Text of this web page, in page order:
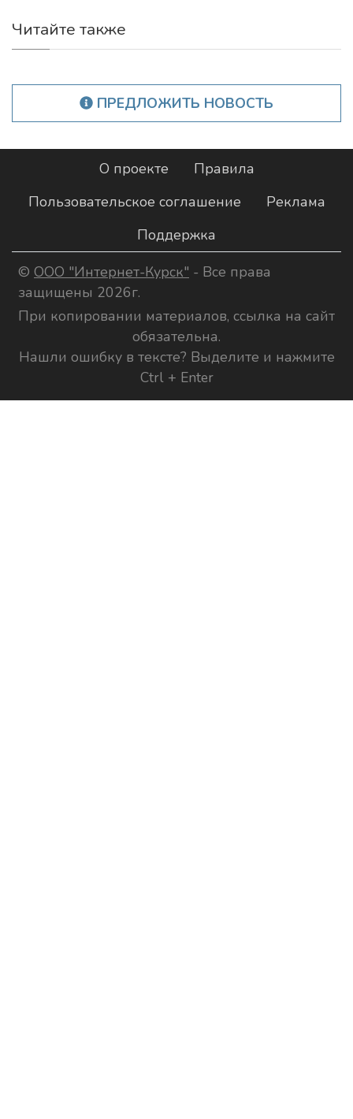
Читайте также
ПРЕДЛОЖИТЬ НОВОСТЬ
О проекте
Правила
Пользовательское соглашение
Реклама
Поддержка
© ООО "Интернет-Курск" - Все права
защищены 2026г.
При копировании материалов, ссылка на сайт
обязательна.
Нашли ошибку в тексте? Выделите и нажмите
Ctrl + Enter